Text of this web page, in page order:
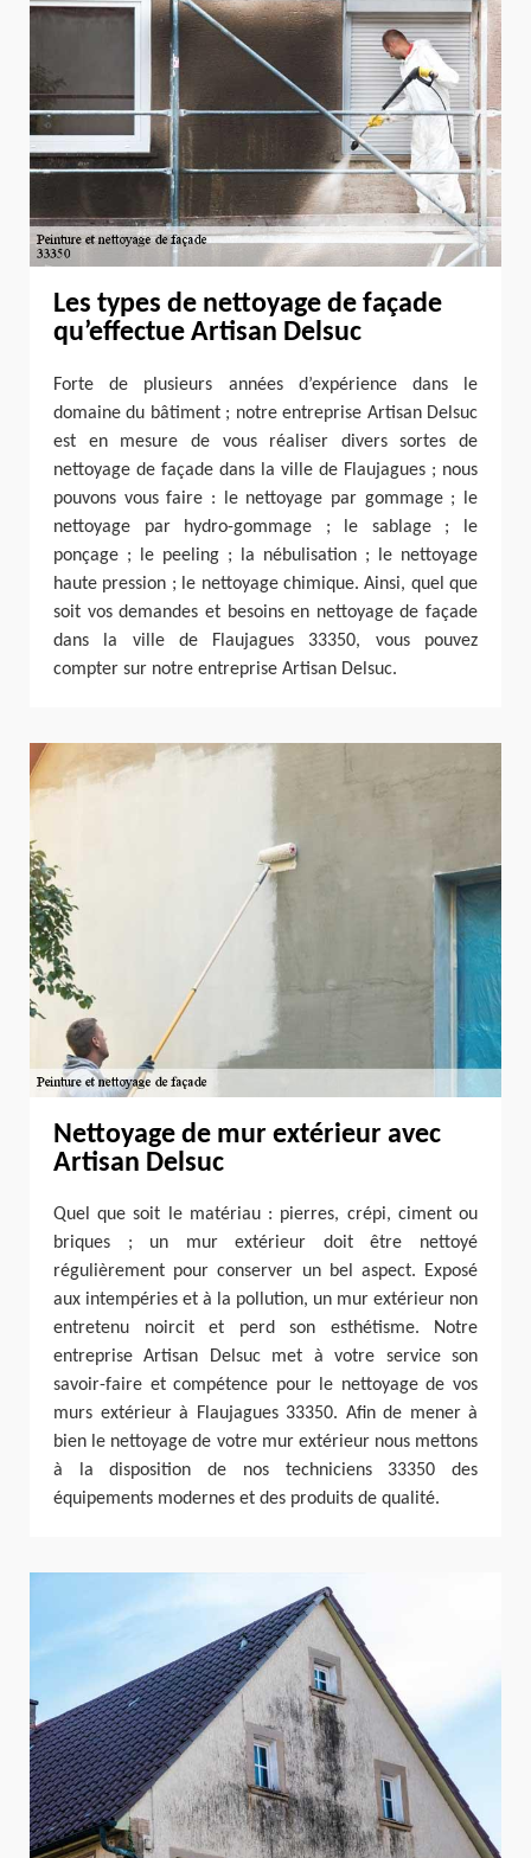
Les types de nettoyage de façade
qu’effectue Artisan Delsuc
Forte de plusieurs années d’expérience dans le
domaine du bâtiment ; notre entreprise Artisan Delsuc
est en mesure de vous réaliser divers sortes de
nettoyage de façade dans la ville de Flaujagues ; nous
pouvons vous faire : le nettoyage par gommage ; le
nettoyage par hydro-gommage ; le sablage ; le
ponçage ; le peeling ; la nébulisation ; le nettoyage
haute pression ; le nettoyage chimique. Ainsi, quel que
soit vos demandes et besoins en nettoyage de façade
dans la ville de Flaujagues 33350, vous pouvez
compter sur notre entreprise Artisan Delsuc.
Nettoyage de mur extérieur avec
Artisan Delsuc
Quel que soit le matériau : pierres, crépi, ciment ou
briques ; un mur extérieur doit être nettoyé
régulièrement pour conserver un bel aspect. Exposé
aux intempéries et à la pollution, un mur extérieur non
entretenu noircit et perd son esthétisme. Notre
entreprise Artisan Delsuc met à votre service son
savoir-faire et compétence pour le nettoyage de vos
murs extérieur à Flaujagues 33350. Afin de mener à
bien le nettoyage de votre mur extérieur nous mettons
à la disposition de nos techniciens 33350 des
équipements modernes et des produits de qualité.